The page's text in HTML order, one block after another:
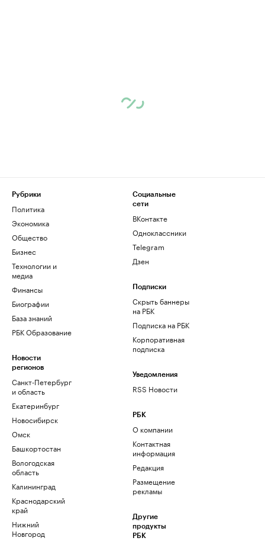
Рубрики
Политика
Экономика
Общество
Бизнес
Технологии и
медиа
Финансы
Биографии
База знаний
РБК Образование
Новости
регионов
Санкт-Петербург
и область
Екатеринбург
Новосибирск
Омск
Башкортостан
Вологодская
область
Калининград
Краснодарский
край
Нижний
Новгород
Социальные
сети
ВКонтакте
Одноклассники
Telegram
Дзен
Подписки
Скрыть баннеры
на РБК
Подписка на РБК
Корпоративная
подписка
Уведомления
RSS Новости
РБК
О компании
Контактная
информация
Редакция
Размещение
рекламы
Другие
продукты
РБК